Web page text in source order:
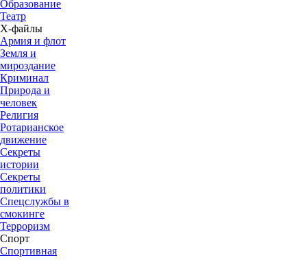
Образование
Театр
Х-файлы
Армия и флот
Земля и
мироздание
Криминал
Природа и
человек
Религия
Ротарианское
движение
Секреты
истории
Секреты
политики
Спецслужбы в
смокинге
Терроризм
Спорт
Спортивная